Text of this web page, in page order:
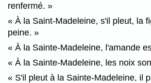
renfermé.
À la Saint-Madeleine, s'il pleut, la
peine.
À la Sainte-Madeleine, l'amande
À la Sainte-Madeleine, les noix
S'il pleut à la Sainte-Madeleine, il